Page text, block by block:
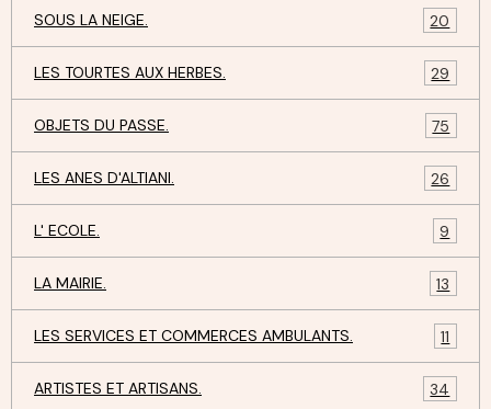
SOUS LA NEIGE. 20
LES TOURTES AUX HERBES. 29
OBJETS DU PASSE. 75
LES ANES D'ALTIANI. 26
L' ECOLE. 9
LA MAIRIE. 13
LES SERVICES ET COMMERCES AMBULANTS. 11
ARTISTES ET ARTISANS. 34